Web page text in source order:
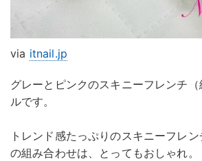
via itnail.jp
グレーとピンクのスキニーフレンチ
ルです。
トレンド感たっぷりのスキニーフレ
の組み合わせは、とってもおしゃれ。